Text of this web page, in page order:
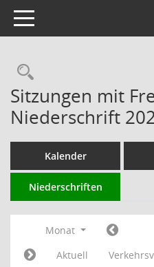
Toggle navigation
Sitzungen mit
Niederschrift
Kalender
Niederschriften
Monat
Aktuell